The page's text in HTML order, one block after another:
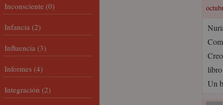
libro
Un
Inconsciente (0)
Infancia (2)
Influencia (3)
Informes (4)
Integración (2)